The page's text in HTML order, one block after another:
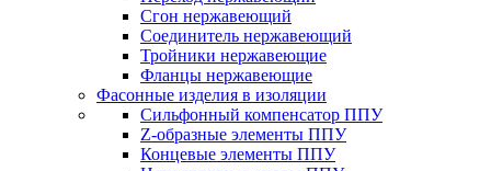
Сгон нержавеющий
Соединитель нержавеющий
Тройники нержавеющие
Фланцы нержавеющие
Фасонные изделия в изоляции
Cильфонный компенсатор ППУ
Z-образные элементы ППУ
Концевые элементы ППУ